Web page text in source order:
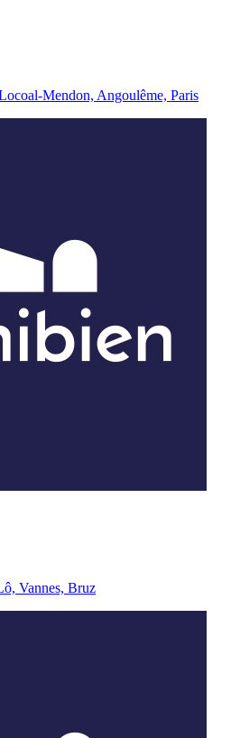
Mendon, Angoulême, Paris
Vannes, Bruz